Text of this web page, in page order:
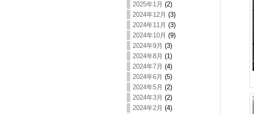
2025年1月 (2)
2024年12月 (3)
2024年11月 (3)
2024年10月 (9)
2024年9月 (3)
2024年8月 (1)
2024年7月 (4)
2024年6月 (5)
2024年5月 (2)
2024年3月 (2)
2024年2月 (4)